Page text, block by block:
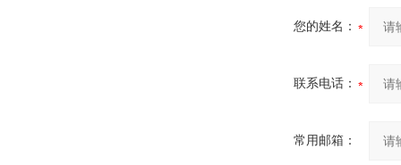
您的姓名：
联系电话：
常用邮箱：